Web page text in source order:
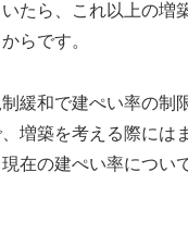
たら、これ以上の増
らです。
緩和で建ぺい率の制
増築を考える際には
在の建ぺい率につい